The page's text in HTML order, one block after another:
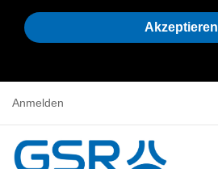
Akzeptieren
Anmelden